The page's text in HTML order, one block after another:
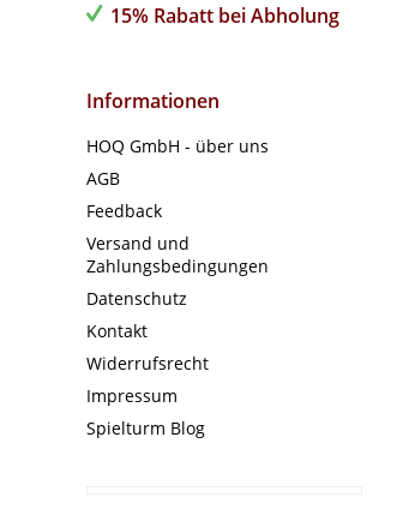
15% Rabatt bei Abholung
Informationen
HOQ GmbH - über uns
AGB
Feedback
Versand und
Zahlungsbedingungen
Datenschutz
Kontakt
Widerrufsrecht
Impressum
Spielturm Blog